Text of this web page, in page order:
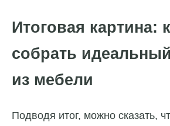
Итоговая картина:
собрать
из мебели
Подводя итог, можно сказать,